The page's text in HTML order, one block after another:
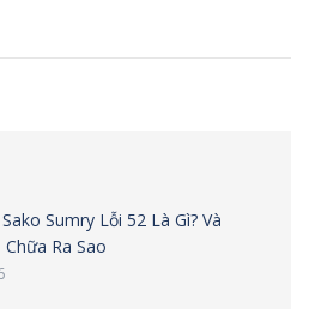
Sumry Lỗi 52 Là Gì? Và
Chữa Ra Sao